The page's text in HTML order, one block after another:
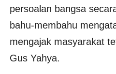
persoalan bangsa
bahu-membahu
mengajak masyarakat
Gus Yahya.